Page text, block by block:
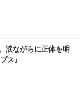
涙ながらに正体を明
ス』